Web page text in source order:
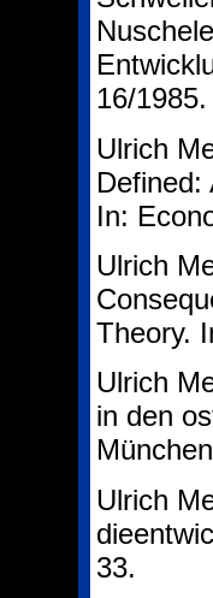
16/
Ulrich
Defined:
In:
Ulrich
Theory.
Ulrich
in den
Ulrich
33.